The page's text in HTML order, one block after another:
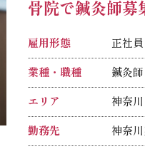
骨院で鍼灸師
雇用形態 正社員
業種・職種 鍼灸師
エリア 神奈川
勤務先
神奈
各店